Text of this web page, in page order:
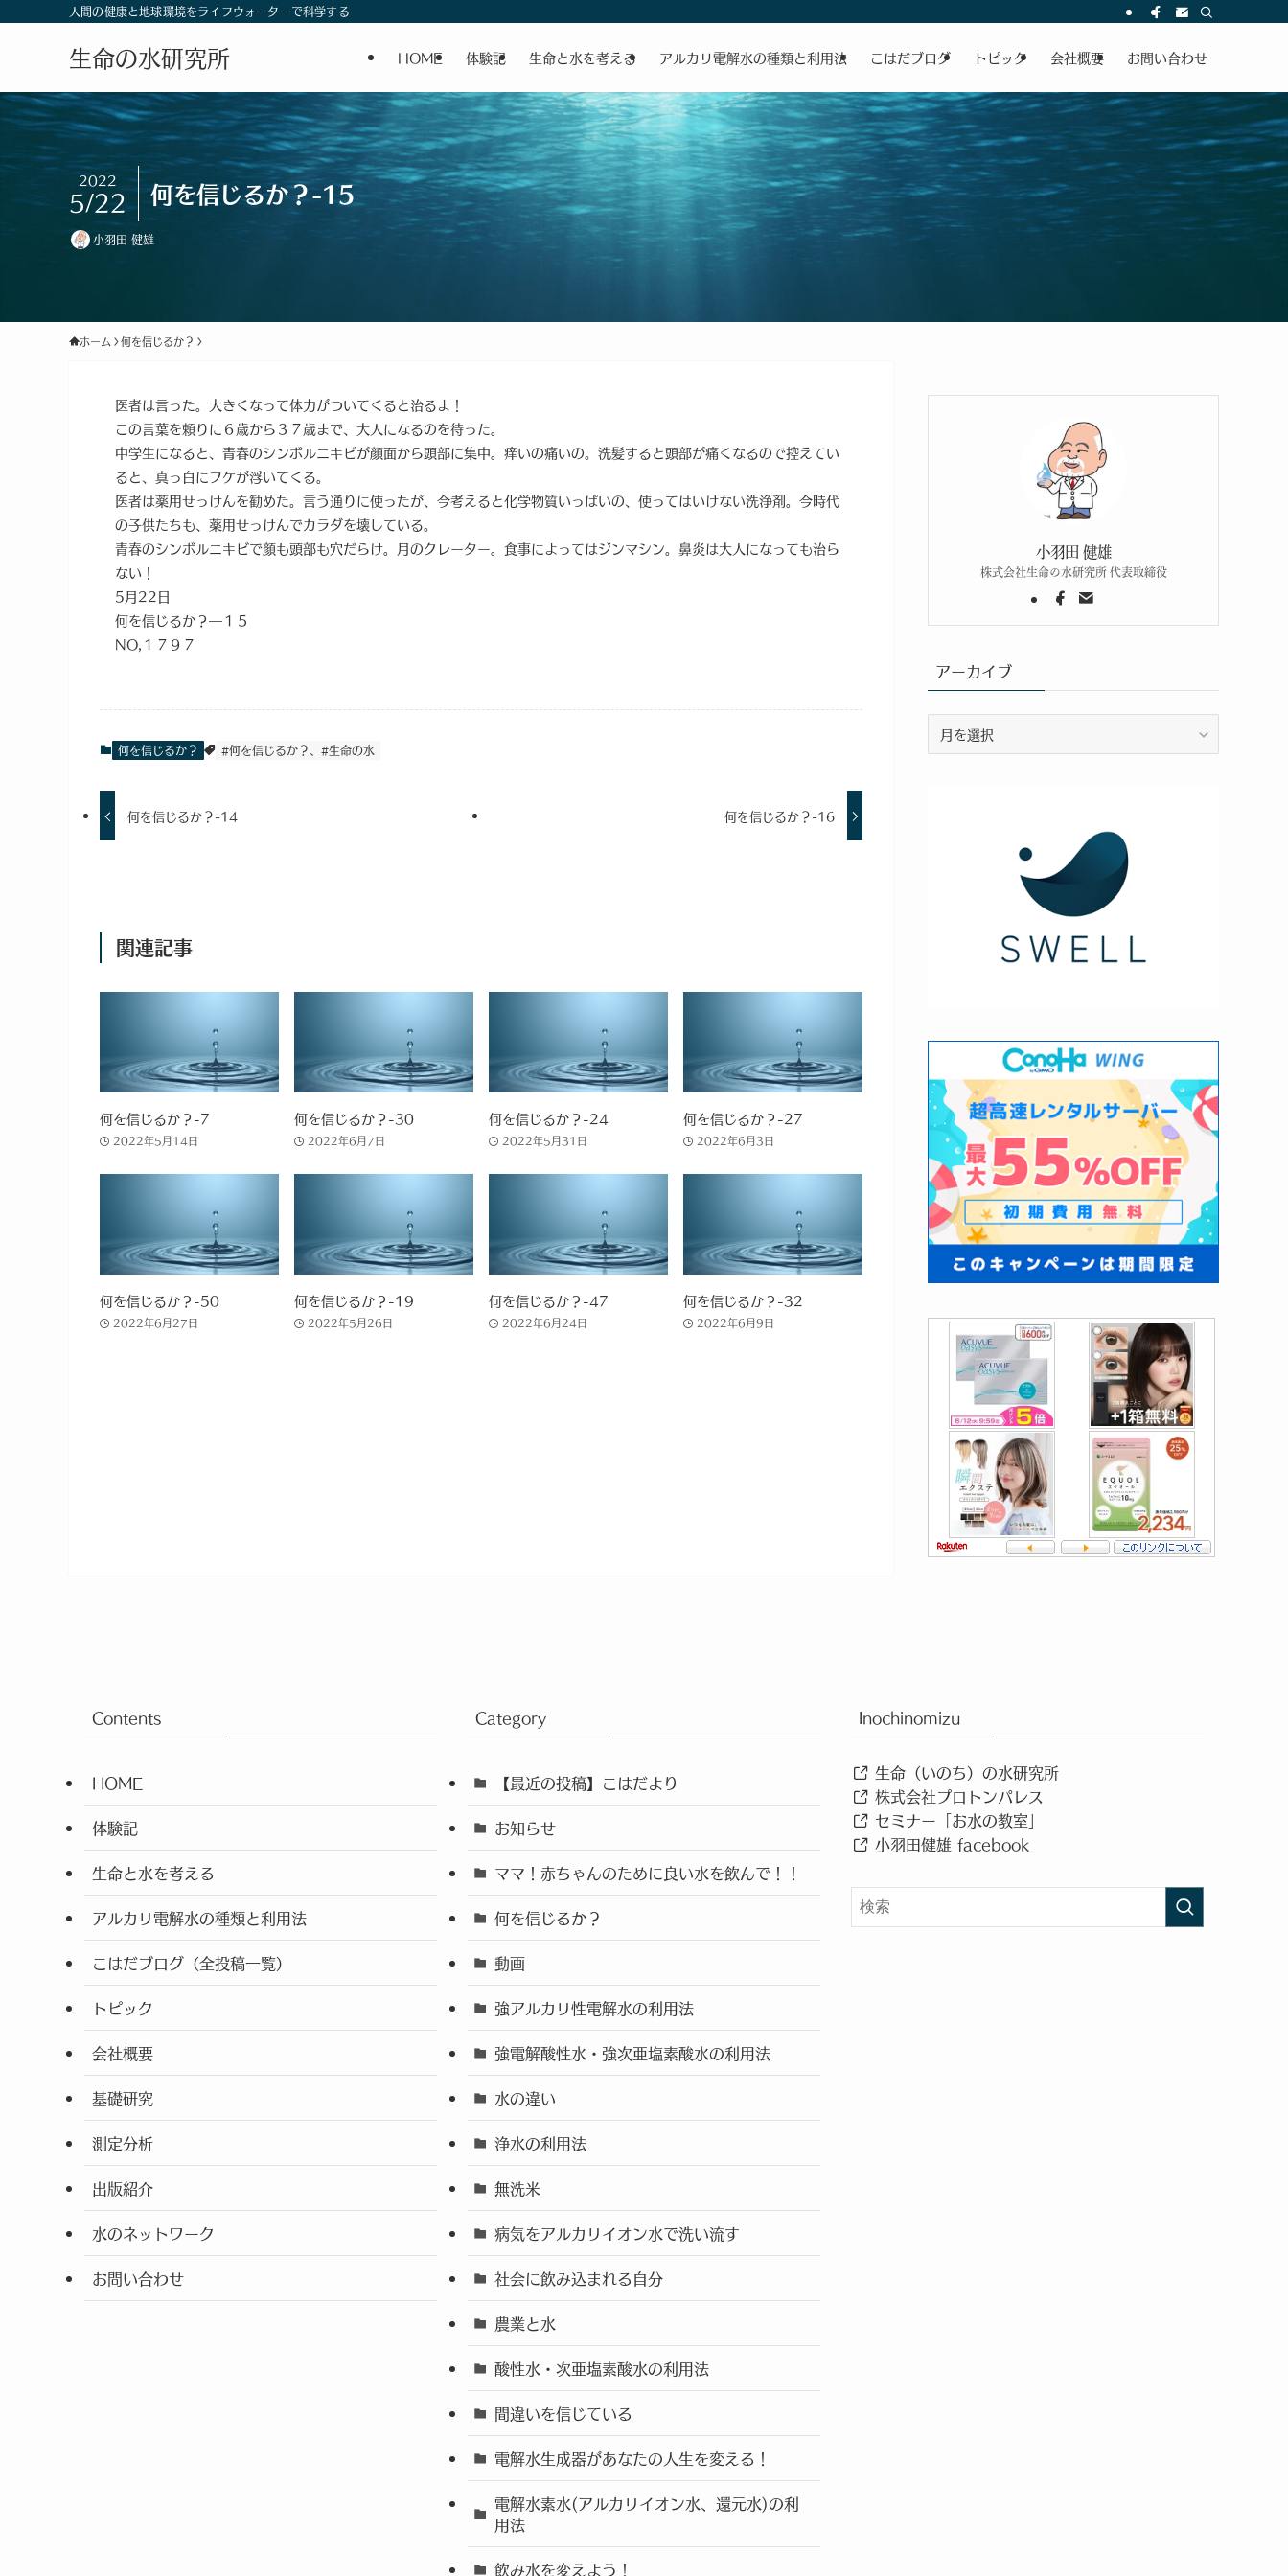
人間の健康と地球環境をライフウォーターで科学する
生命の水研究所 HOME 体験記 生命と水を考える アルカリ電解水の種類と利用法 こはだブログ トピック 会社概要 お問い合わせ
何を信じるか？-15
2022
5/22
小羽田 健雄
ホーム 何を信じるか？
医者は言った。大きくなって体力がついてくると治るよ！
この言葉を頼りに６歳から３７歳まで、大人になるのを待った。
中学生になると、青春のシンボルニキビが顔面から頭部に集中。痒いの痛いの。洗髪すると頭部が痛くなるので控えてい
ると、真っ白にフケが浮いてくる。
医者は薬用せっけんを勧めた。言う通りに使ったが、今考えると化学物質いっぱいの、使ってはいけない洗浄剤。今時代
の子供たちも、薬用せっけんでカラダを壊している。
青春のシンボルニキビで顔も頭部も穴だらけ。月のクレーター。食事によってはジンマシン。鼻炎は大人になっても治ら
ない！
5月22日
何を信じるか？―１５
NO,１７９７
何を信じるか？ #何を信じるか？、#生命の水
何を信じるか？-14 何を信じるか？-16
関連記事
何を信じるか？-7
2022年5月14日
何を信じるか？-30
2022年6月7日
何を信じるか？-24
2022年5月31日
何を信じるか？-27
2022年6月3日
何を信じるか？-50
2022年6月27日
何を信じるか？-19
2022年5月26日
何を信じるか？-47
2022年6月24日
何を信じるか？-32
2022年6月9日
小羽田 健雄
株式会社生命の水研究所 代表取締役
アーカイブ
Contents
HOME
体験記
生命と水を考える
アルカリ電解水の種類と利用法
こはだブログ（全投稿一覧）
トピック
会社概要
基礎研究
測定分析
出版紹介
水のネットワーク
お問い合わせ
Category
【最近の投稿】こはだより
お知らせ
ママ！赤ちゃんのために良い水を飲んで！！
何を信じるか？
動画
強アルカリ性電解水の利用法
強電解酸性水・強次亜塩素酸水の利用法
水の違い
浄水の利用法
無洗米
病気をアルカリイオン水で洗い流す
社会に飲み込まれる自分
農業と水
酸性水・次亜塩素酸水の利用法
間違いを信じている
電解水生成器があなたの人生を変える！
電解水素水(アルカリイオン水、還元水)の利
用法
飲み水を変えよう！
Inochinomizu
生命（いのち）の水研究所
株式会社プロトンパレス
セミナー「お水の教室」
小羽田健雄 facebook